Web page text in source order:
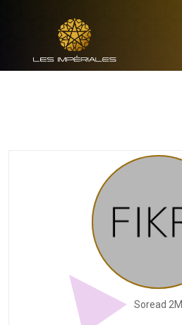
Soread 2M